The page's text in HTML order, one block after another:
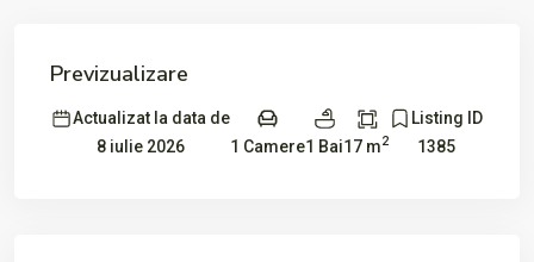
Previzualizare
Actualizat la data de
8 iulie 2026
1 Camere1 Bai17 m2
Listing ID
1385